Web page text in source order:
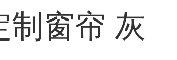
窗帘 灰